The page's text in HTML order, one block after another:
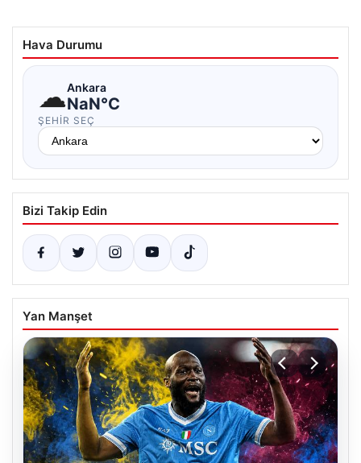
Hava Durumu
☁Ankara
NaN°C
ŞEHIR SEÇ
Bizi Takip Edin
Yan Manşet